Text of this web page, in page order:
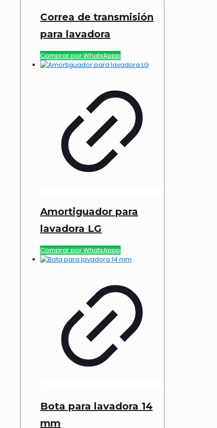
Correa de transmisión
para lavadora
Comprar por WhatsAppp
Amortiguador para
lavadora LG
Comprar por WhatsAppp
Bota para lavadora 14
mm